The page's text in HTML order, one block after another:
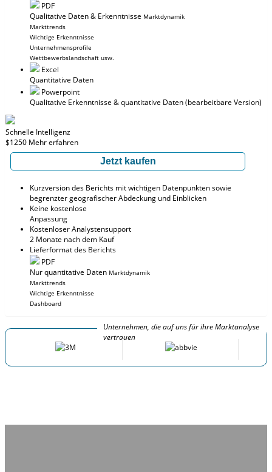
PDF
Qualitative Daten & Erkenntnisse Marktdynamik
Markttrends
Wichtige Erkenntnisse
Unternehmensprofile
Wettbewerbslandschaft usw.
Excel
Quantitative Daten
Powerpoint
Qualitative Erkenntnisse & quantitative Daten(bearbeitbare Version)
Schnelle Intelligenz
$1250 Mehr erfahren
Jetzt kaufen
Kurzversion des Berichts mit wichtigen Datenpunkten sowie
begrenzter geografischer Abdeckung und Einblicken
Keine kostenlose
Anpassung
Kostenloser Analystensupport
2 Monate nach dem Kauf
Lieferformat des Berichts
PDF
Nur quantitative Daten Marktdynamik
Markttrends
Wichtige Erkenntnisse
Dashboard
Unternehmen, die auf uns für ihre Marktanalyse
vertrauen